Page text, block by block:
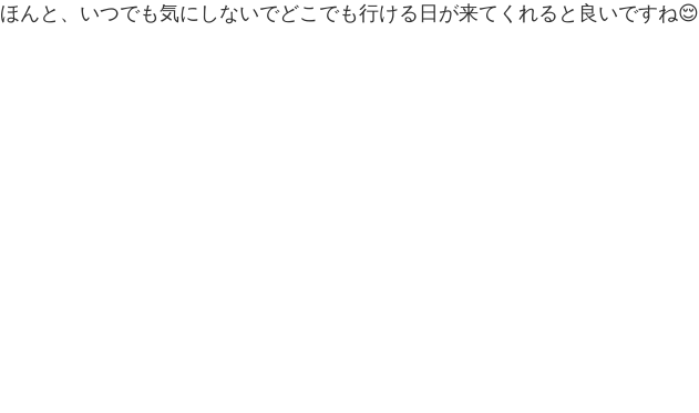
ほんと、いつでも気にしないでどこでも行ける日が来てくれると良いですね😌